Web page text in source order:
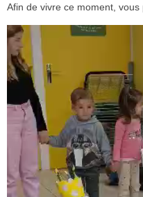
Afin de vivre ce moment,
Lecteur
vidéo